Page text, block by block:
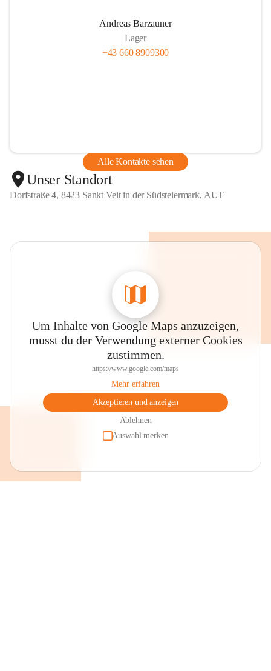
Andreas Barzauner
Lager
+43 660 8909300
Alle Kontakte sehen
Unser Standort
Dorfstraße 4, 8423 Sankt Veit in der Südsteiermark, AUT
Um Inhalte von Google Maps anzuzeigen,
musst du der Verwendung externer Cookies
zustimmen.
https://www.google.com/maps
Mehr erfahren
Akzeptieren und anzeigen
Ablehnen
Auswahl merken